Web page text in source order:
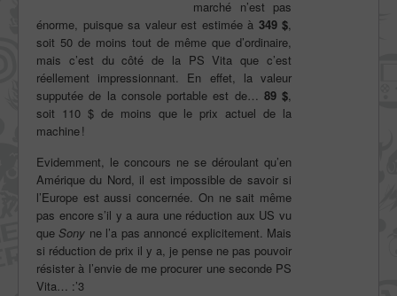
marché n’est pas
énorme, puisque sa valeur est estimée à 349 $,
soit 50 de moins tout de même que d’ordinaire,
mais c’est du côté de la PS Vita que c’est
réellement impressionnant. En effet, la valeur
supputée de la console portable est de… 89 $,
soit 110 $ de moins que le prix actuel de la
machine !
Evidemment, le concours ne se déroulant qu’en
Amérique du Nord, il est impossible de savoir si
l’Europe est aussi concernée. On ne sait même
pas encore s’il y a aura une réduction aux US vu
queSony ne l’a pas annoncé explicitement. Mais
si réduction de prix il y a, je pense ne pas pouvoir
résister à l’envie de me procurer une seconde PS
Vita… :’3